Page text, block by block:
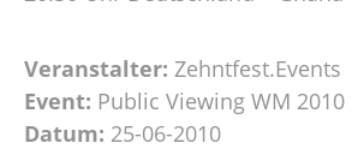
Veranstalter: Zehntfest.Events
Event: Public Viewing WM 2010
Datum: 25-06-2010